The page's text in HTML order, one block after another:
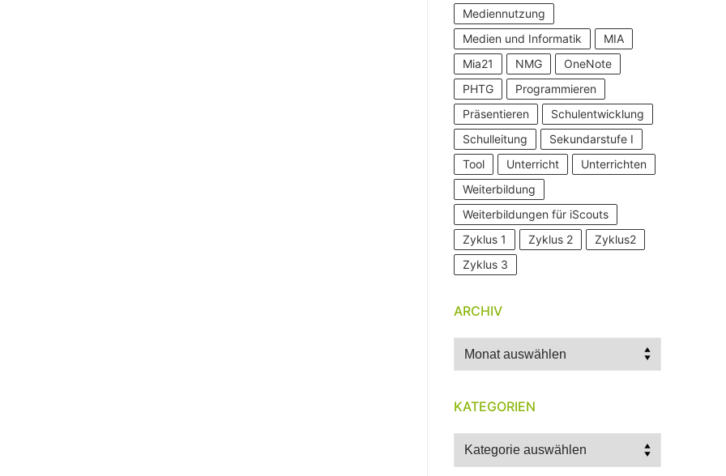
Mediennutzung
Medien und Informatik
MIA
Mia21
NMG
OneNote
PHTG
Programmieren
Präsentieren
Schulentwicklung
Schulleitung
Sekundarstufe I
Tool
Unterricht
Unterrichten
Weiterbildung
Weiterbildungen für iScouts
Zyklus 1
Zyklus 2
Zyklus2
Zyklus 3
ARCHIV
Archiv
KATEGORIEN
Kategorien